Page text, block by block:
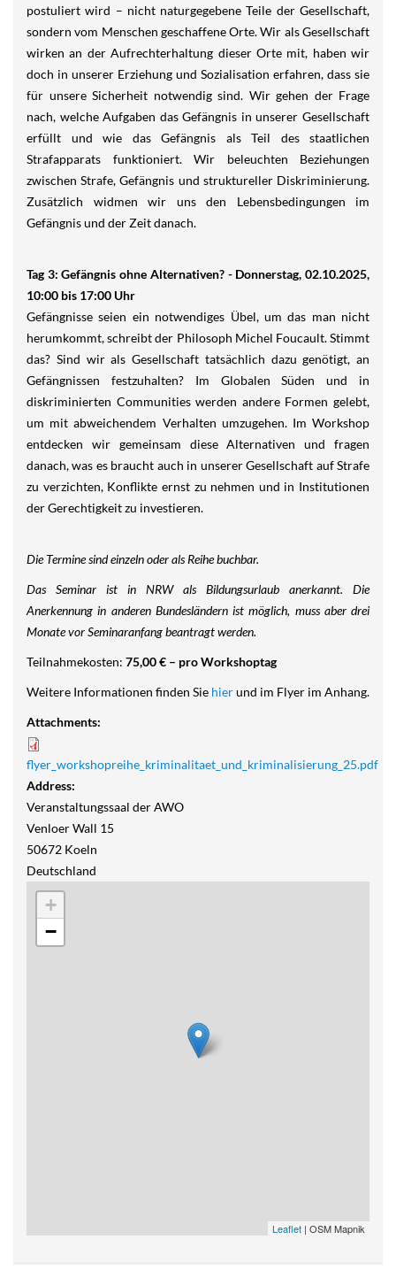
postuliert wird – nicht naturgegebene Teile der Gesellschaft,
sondern vom Menschen geschaffene Orte. Wir als Gesellschaft
wirken an der Aufrechterhaltung dieser Orte mit, haben wir
doch in unserer Erziehung und Sozialisation erfahren, dass sie
für unsere Sicherheit notwendig sind. Wir gehen der Frage
nach, welche Aufgaben das Gefängnis in unserer Gesellschaft
erfüllt und wie das Gefängnis als Teil des staatlichen
Strafapparats funktioniert. Wir beleuchten Beziehungen
zwischen Strafe, Gefängnis und struktureller Diskriminierung.
Zusätzlich widmen wir uns den Lebensbedingungen im
Gefängnis und der Zeit danach.
Tag 3: Gefängnis ohne Alternativen? - Donnerstag, 02.10.2025,
10:00 bis 17:00 Uhr
Gefängnisse seien ein notwendiges Übel, um das man nicht
herumkommt, schreibt der Philosoph Michel Foucault. Stimmt
das? Sind wir als Gesellschaft tatsächlich dazu genötigt, an
Gefängnissen festzuhalten? Im Globalen Süden und in
diskriminierten Communities werden andere Formen gelebt,
um mit abweichendem Verhalten umzugehen. Im Workshop
entdecken wir gemeinsam diese Alternativen und fragen
danach, was es braucht auch in unserer Gesellschaft auf Strafe
zu verzichten, Konflikte ernst zu nehmen und in Institutionen
der Gerechtigkeit zu investieren.
Die Termine sind einzeln oder als Reihe buchbar.
Das Seminar ist in NRW als Bildungsurlaub anerkannt. Die
Anerkennung in anderen Bundesländern ist möglich, muss aber drei
Monate vor Seminaranfang beantragt werden.
Teilnahmekosten: 75,00 € – pro Workshoptag
Weitere Informationen finden Sie hierund im Flyer im Anhang.
Attachments:
flyer_workshopreihe_kriminalitaet_und_kriminalisierung_25.pdf
Address:
Veranstaltungssaal der AWO
Venloer Wall 15
50672 Koeln
Deutschland
+
−
Leaflet | OSM Mapnik